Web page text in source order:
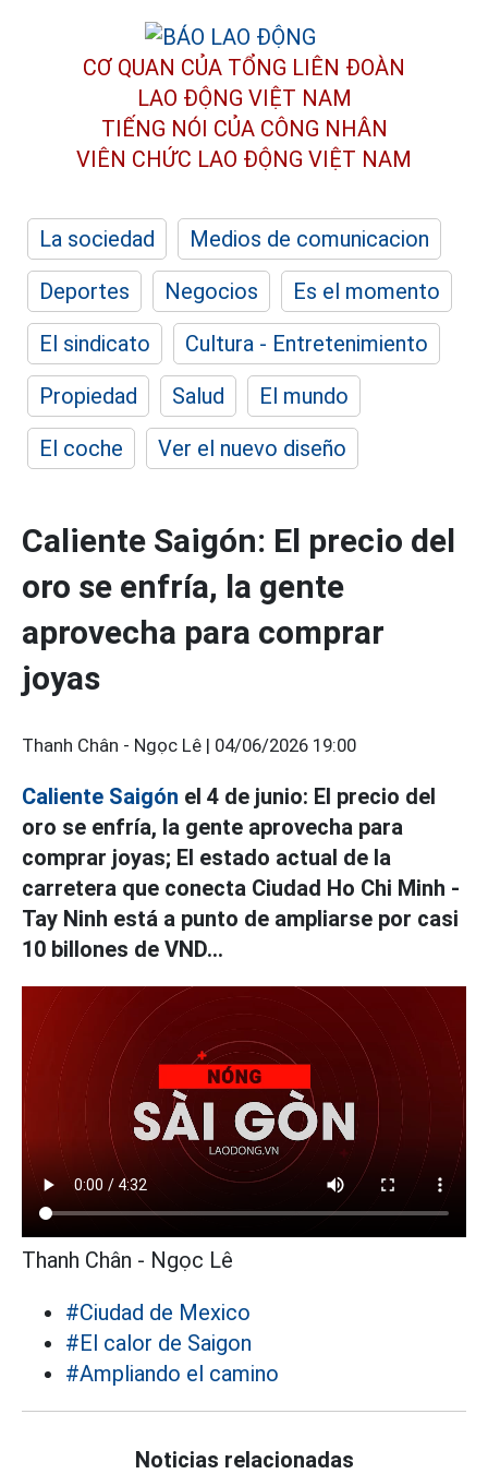
CƠ QUAN CỦA TỔNG LIÊN ĐOÀN
LAO ĐỘNG VIỆT NAM
TIẾNG NÓI CỦA CÔNG NHÂN
VIÊN CHỨC LAO ĐỘNG VIỆT NAM
La sociedad
Medios de comunicacion
Deportes
Negocios
Es el momento
El sindicato
Cultura - Entretenimiento
Propiedad
Salud
El mundo
El coche
Ver el nuevo diseño
Caliente Saigón: El precio del
oro se enfría, la gente
aprovecha para comprar
joyas
Thanh Chân - Ngọc Lê | 04/06/2026 19:00
Caliente Saigón el 4 de junio: El precio del
oro se enfría, la gente aprovecha para
comprar joyas; El estado actual de la
carretera que conecta Ciudad Ho Chi Minh -
Tay Ninh está a punto de ampliarse por casi
10 billones de VND...
Thanh Chân - Ngọc Lê
#Ciudad de Mexico
#El calor de Saigon
#Ampliando el camino
Noticias relacionadas